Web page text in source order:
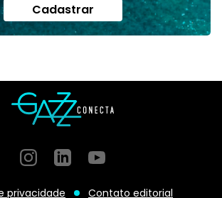
Cadastrar
InstagramGitHubGitHub
privacidade Contato editorial